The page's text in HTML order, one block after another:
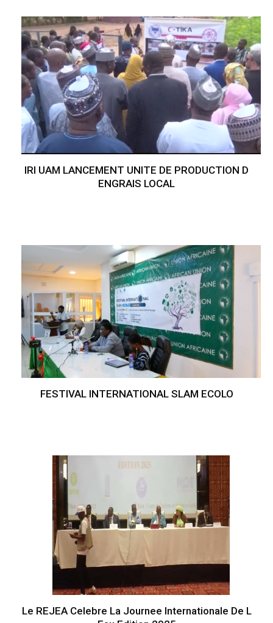
IRI UAM LANCEMENT UNITE DE PRODUCTION D
ENGRAIS LOCAL
FESTIVAL INTERNATIONAL SLAM ECOLO
Le REJEA Celebre La Journee Internationale De L